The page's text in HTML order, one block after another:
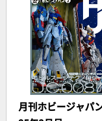
月刊ホビージャパ